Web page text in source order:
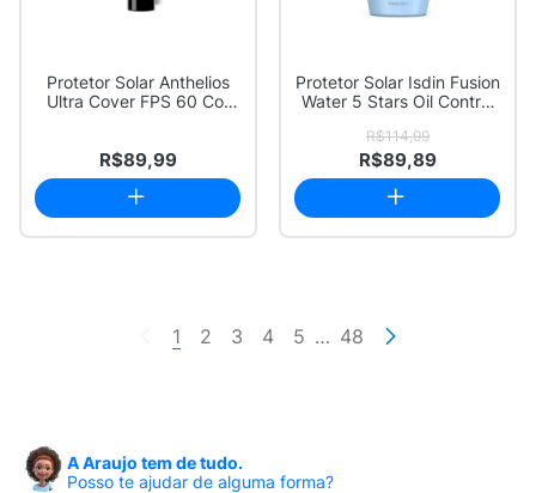
Protetor Solar Anthelios
Ultra Cover FPS 60 Cor
R$89,99
Protetor Solar Isdin Fusion
Water 5 Stars Oil Control
R$114,99
R$89,89
1 2 3 4 5 … 48
A Araujo tem de tudo.
Posso te ajudar de alguma forma?